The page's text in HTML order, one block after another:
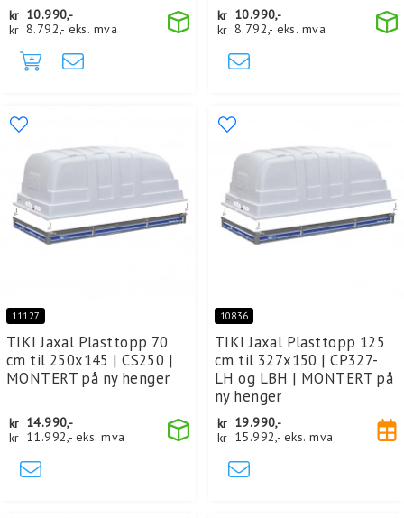
kr 10.990,-
kr 8.792,- eks. mva
kr 10.990,-
kr 8.792,- eks. mva
11127
TIKI Jaxal Plasttopp 70
cm til 250x145 | CS250 |
MONTERT på ny henger
kr 14.990,-
kr 11.992,- eks. mva
10836
TIKI Jaxal Plasttopp 125
cm til 327x150 | CP327-
LH og LBH | MONTERT på
ny henger
kr 19.990,-
kr 15.992,- eks. mva